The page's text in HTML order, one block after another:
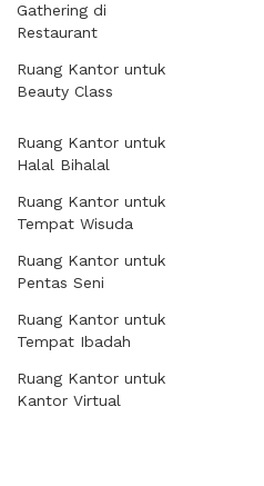
Gathering di
Restaurant
Ruang Kantor untuk
Beauty Class
Ruang Kantor untuk
Halal Bihalal
Ruang Kantor untuk
Tempat Wisuda
Ruang Kantor untuk
Pentas Seni
Ruang Kantor untuk
Tempat Ibadah
Ruang Kantor untuk
Kantor Virtual